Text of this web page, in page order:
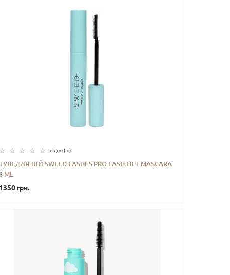
відгук(iв)
ДЛЯ ВІЙ SWEED LASHES PRO LASH LIFT MASCARA
ML
1350 грн.